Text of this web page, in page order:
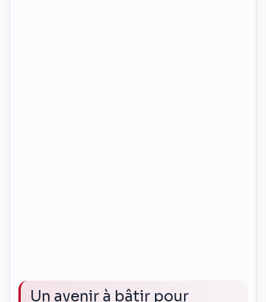
Un avenir à bâtir pour